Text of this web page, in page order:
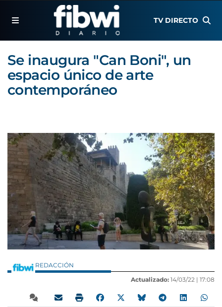
TV DIRECTO
Se inaugura "Can Boni", un
espacio único de arte
contemporáneo
REDACCIÓN
Actualizado: 14/03/22 | 17:08